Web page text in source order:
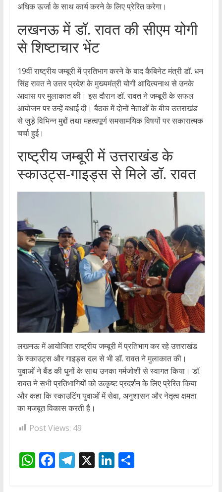
अधिक ऊर्जा के साथ कार्य करने के लिए प्रेरित करेगा।
लखनऊ में डॉ. रावत की सीएम योगी
से शिष्टाचार भेंट
19वीं राष्ट्रीय जम्बूरी में प्रतिभाग करने के बाद कैबिनेट मंत्री डॉ. धन
सिंह रावत ने उत्तर प्रदेश के मुख्यमंत्री योगी आदित्यनाथ से उनके
आवास पर मुलाकात की। इस दौरान डॉ. रावत ने जम्बूरी के सफल
आयोजन पर उन्हें बधाई दी। बैठक में दोनों नेताओं के बीच उत्तराखंड
से जुड़े विभिन्न मुद्दों तथा महत्वपूर्ण समसामयिक विषयों पर सकारात्मक
चर्चा हुई।
राष्ट्रीय जम्बूरी में उत्तराखंड के
स्काउट्स-गाइड्स से मिले डॉ. रावत
लखनऊ में आयोजित राष्ट्रीय जम्बूरी में प्रतिभाग कर रहे उत्तराखंड
के स्काउट्स और गाइड्स दल से भी डॉ. रावत ने मुलाकात की।
युवाओं ने बैंड की धुनों के साथ उनका गर्मजोशी से स्वागत किया। डॉ.
रावत ने सभी प्रतिभागियों को उत्कृष्ट प्रदर्शन के लिए प्रेरित किया
और कहा कि स्काउटिंग युवाओं में सेवा, अनुशासन और नेतृत्व क्षमता
का मजबूत विकास करती है।
Post Views: 49
W F T X Li S